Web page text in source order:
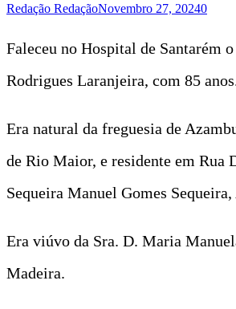
Redação RedaçãoNovembro 27, 20240
Faleceu no Hospital de Santarém
Rodrigues Laranjeira, com 85
Era natural da freguesia de
de Rio Maior, e residente em Rua
Sequeira Manuel Gomes
Era viúvo da Sra. D. Maria
Madeira.